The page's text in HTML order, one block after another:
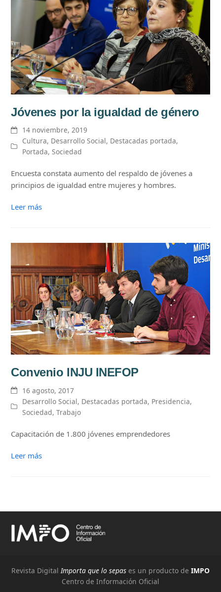
Jóvenes por la igualdad de género
14 noviembre, 2019
Cultura, Desarrollo Social, Destacadas portada,
Portada,Sociedad
Encuesta constata aumento del respaldo de jóvenes a
principios de igualdad entre mujeres y hombres.
Leer más
Convenio INJU INEFOP
16 agosto, 2017
Desarrollo Social, Destacadas portada, Presidencia,
Sociedad,Trabajo
Capacitación de 1.800 jóvenes emprendedores
Leer más
Revista Digital Importa que lo sepas es un producto de IMPO
Centro de Información Oficial